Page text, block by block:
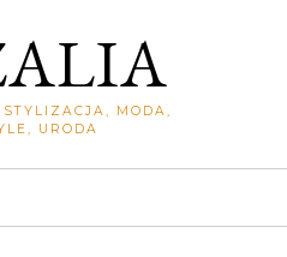
MODA,
URODA